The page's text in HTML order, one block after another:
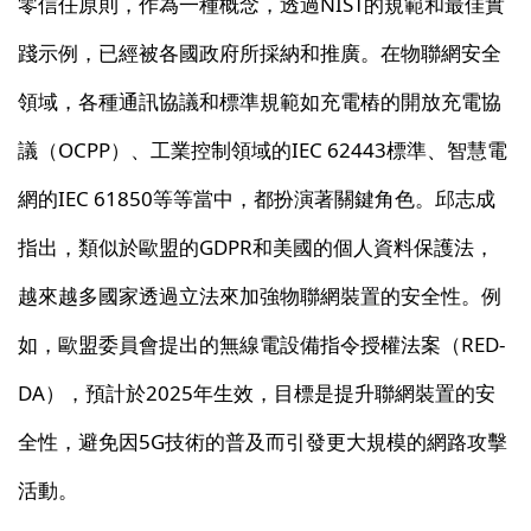
踐示例，已經被各國政府所採納和推廣。在物聯網安全
領域，各種通訊協議和標準規範如充電樁的開放充電協
議（OCPP）、工業控制領域的IEC 62443標準、智慧電
網的IEC 61850等等當中，都扮演著關鍵角色。邱志成
指出，類似於歐盟的GDPR和美國的個人資料保護法，
越來越多國家透過立法來加強物聯網裝置的安全性。例
如，歐盟委員會提出的無線電設備指令授權法案（RED-
DA），預計於2025年生效，目標是提升聯網裝置的安
全性，避免因5G技術的普及而引發更大規模的網路攻擊
活動。